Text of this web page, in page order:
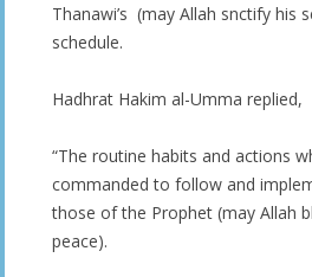
Thanawi’s (may Allah snctify his
schedule.
Hadhrat Hakim al-Umma replied,
“The routine habits and actions
commanded to follow and
those of the Prophet (may Allah
peace).